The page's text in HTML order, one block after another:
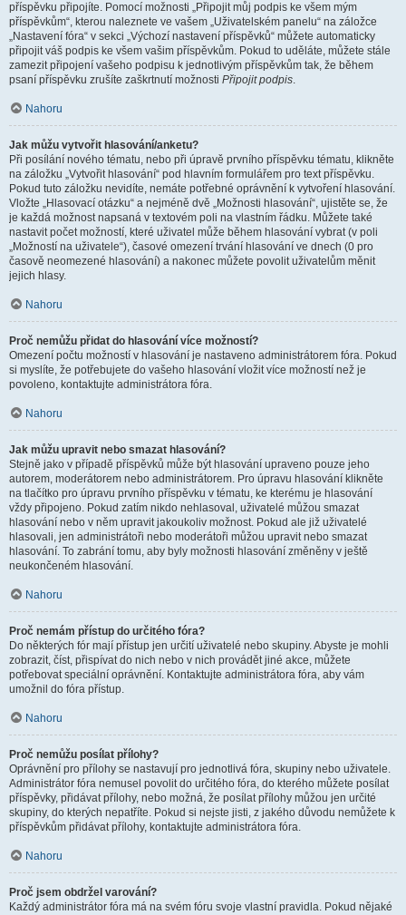
příspěvku připojíte. Pomocí možnosti „Připojit můj podpis ke všem mým
příspěvkům“, kterou naleznete ve vašem „Uživatelském panelu“ na záložce
„Nastavení fóra“ v sekci „Výchozí nastavení příspěvků“ můžete automaticky
připojit váš podpis ke všem vašim příspěvkům. Pokud to uděláte, můžete stále
zamezit připojení vašeho podpisu k jednotlivým příspěvkům tak, že během
psaní příspěvku zrušíte zaškrtnutí možnosti Připojit podpis.
Nahoru
Jak můžu vytvořit hlasování/anketu?
Při posílání nového tématu, nebo při úpravě prvního příspěvku tématu, klikněte
na záložku „Vytvořit hlasování“ pod hlavním formulářem pro text příspěvku.
Pokud tuto záložku nevidíte, nemáte potřebné oprávnění k vytvoření hlasování.
Vložte „Hlasovací otázku“ a nejméně dvě „Možnosti hlasování“, ujistěte se, že
je každá možnost napsaná v textovém poli na vlastním řádku. Můžete také
nastavit počet možností, které uživatel může během hlasování vybrat (v poli
„Možností na uživatele“), časové omezení trvání hlasování ve dnech (0 pro
časově neomezené hlasování) a nakonec můžete povolit uživatelům měnit
jejich hlasy.
Nahoru
Proč nemůžu přidat do hlasování více možností?
Omezení počtu možností v hlasování je nastaveno administrátorem fóra. Pokud
si myslíte, že potřebujete do vašeho hlasování vložit více možností než je
povoleno, kontaktujte administrátora fóra.
Nahoru
Jak můžu upravit nebo smazat hlasování?
Stejně jako v případě příspěvků může být hlasování upraveno pouze jeho
autorem, moderátorem nebo administrátorem. Pro úpravu hlasování klikněte
na tlačítko pro úpravu prvního příspěvku v tématu, ke kterému je hlasování
vždy připojeno. Pokud zatím nikdo nehlasoval, uživatelé můžou smazat
hlasování nebo v něm upravit jakoukoliv možnost. Pokud ale již uživatelé
hlasovali, jen administrátoři nebo moderátoři můžou upravit nebo smazat
hlasování. To zabrání tomu, aby byly možnosti hlasování změněny v ještě
neukončeném hlasování.
Nahoru
Proč nemám přístup do určitého fóra?
Do některých fór mají přístup jen určití uživatelé nebo skupiny. Abyste je mohli
zobrazit, číst, přispívat do nich nebo v nich provádět jiné akce, můžete
potřebovat speciální oprávnění. Kontaktujte administrátora fóra, aby vám
umožnil do fóra přístup.
Nahoru
Proč nemůžu posílat přílohy?
Oprávnění pro přílohy se nastavují pro jednotlivá fóra, skupiny nebo uživatele.
Administrátor fóra nemusel povolit do určitého fóra, do kterého můžete posílat
příspěvky, přidávat přílohy, nebo možná, že posílat přílohy můžou jen určité
skupiny, do kterých nepatříte. Pokud si nejste jisti, z jakého důvodu nemůžete k
příspěvkům přidávat přílohy, kontaktujte administrátora fóra.
Nahoru
Proč jsem obdržel varování?
Každý administrátor fóra má na svém fóru svoje vlastní pravidla. Pokud nějaké